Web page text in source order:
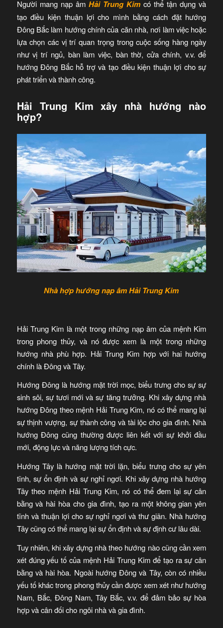
Người mang nạp âm Hải Trung Kim có thể tận dụng và
tạo điều kiện thuận lợi cho mình bằng cách đặt hướng
Đông Bắc làm hướng chính của căn nhà, nơi làm việc hoặc
lựa chọn các vị trí quan trọng trong cuộc sống hàng ngày
như vị trí ngủ, bàn làm việc, bàn thờ, cửa chính, v.v. để
hướng Đông Bắc hỗ trợ và tạo điều kiện thuận lợi cho sự
phát triển và thành công.
Hải Trung Kim xây nhà hướng nào
hợp?
Nhà hợp hướng nạp âm Hải Trung Kim
Hải Trung Kim là một trong những nạp âm của mệnh Kim
trong phong thủy, và nó được xem là một trong những
hướng nhà phù hợp. Hải Trung Kim hợp với hai hướng
chính là Đông và Tây.
Hướng Đông là hướng mặt trời mọc, biểu trưng cho sự sự
sinh sôi, sự tươi mới và sự tăng trưởng. Khi xây dựng nhà
hướng Đông theo mệnh Hải Trung Kim, nó có thể mang lại
sự thịnh vượng, sự thành công và tài lộc cho gia đình. Nhà
hướng Đông cũng thường được liên kết với sự khởi đầu
mới, động lực và năng lượng tích cực.
Hướng Tây là hướng mặt trời lặn, biểu trưng cho sự yên
tĩnh, sự ổn định và sự nghỉ ngơi. Khi xây dựng nhà hướng
Tây theo mệnh Hải Trung Kim, nó có thể đem lại sự cân
bằng và hài hòa cho gia đình, tạo ra một không gian yên
tĩnh và thuận lợi cho sự nghỉ ngơi và thư giãn. Nhà hướng
Tây cũng có thể mang lại sự ổn định và sự định cư lâu dài.
Tuy nhiên, khi xây dựng nhà theo hướng nào cũng cần xem
xét đúng yếu tố của mệnh Hải Trung Kim để tạo ra sự cân
bằng và hài hòa. Ngoài hướng Đông và Tây, còn có nhiều
yếu tố khác trong phong thủy cần được xem xét như hướng
Nam, Bắc, Đông Nam, Tây Bắc, v.v. để đảm bảo sự hòa
hợp và cân đối cho ngôi nhà và gia đình.